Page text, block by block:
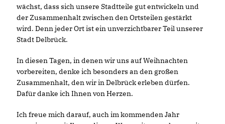
wächst, dass sich unsere Stadtteile gut entwickeln und
der Zusammenhalt zwischen den Ortsteilen gestärkt
wird. Denn jeder Ort ist ein unverzichtbarer Teil unserer
Stadt Delbrück.
In diesen Tagen, in denen wir uns auf Weihnachten
vorbereiten, denke ich besonders an den großen
Zusammenhalt, den wir in Delbrück erleben dürfen.
Dafür danke ich Ihnen von Herzen.
Ich freue mich darauf, auch im kommenden Jahr